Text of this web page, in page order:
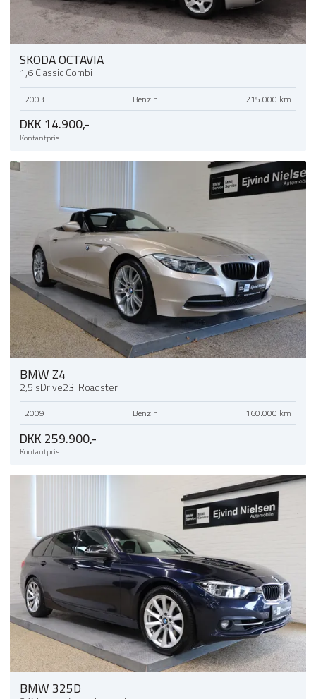
varmepumpe
SKODA OCTAVIA
1,6 Classic Combi
2003 Benzin 215.000 km
DKK 14.900,-
Kontantpris
BMW Z4
2,5 sDrive23i Roadster
2009 Benzin 160.000 km
DKK 259.900,-
Kontantpris
BMW 325D